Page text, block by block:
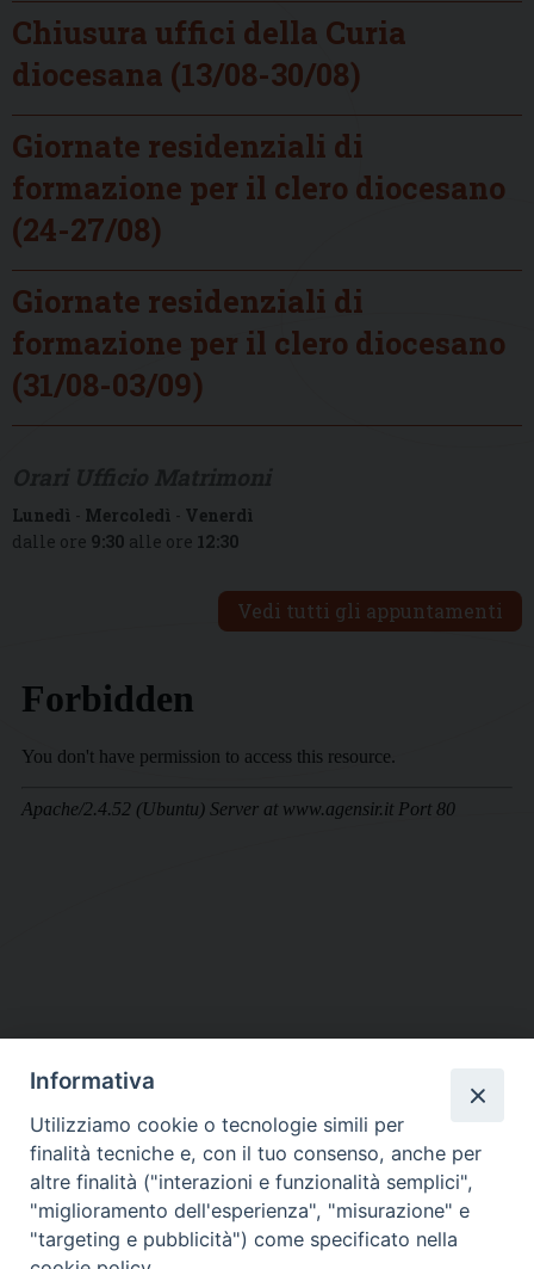
Chiusura uffici della Curia
diocesana (13/08-30/08)
Giornate residenziali di
formazione per il clero diocesano
(24-27/08)
Giornate residenziali di
formazione per il clero diocesano
(31/08-03/09)
Lunedì - Mercoledì - Venerdì
dalle ore 9:30 alle ore 12:30
Vedi tutti gli appuntamenti
DIOCESI SUBURBICARIA DI ALBANO
Contatti:Tel.: 06.93268401 - Fax.: 06.9323844
E-mail:curia@diocesidialbano.it
Orari: dal Lunedì al Venerdì Ore: 9:00 - 13:00
Informativa
Utilizziamo cookie o tecnologie simili per
finalità tecniche e, con il tuo consenso, anche per
altre finalità ("interazioni e funzionalità semplici",
"miglioramento dell'esperienza", "misurazione" e
"targeting e pubblicità") come specificato nella